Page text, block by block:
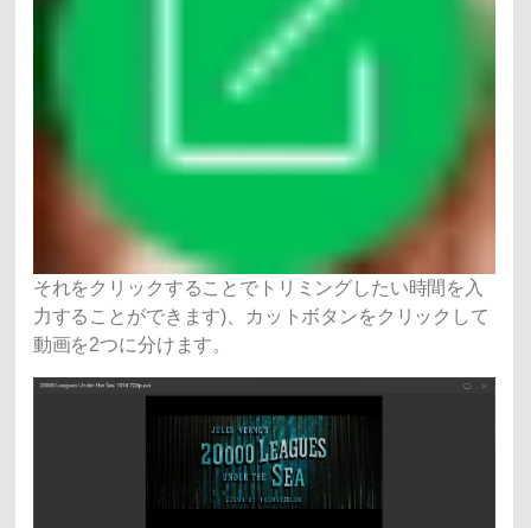
それをクリックすることでトリミングしたい時間を入
力することができます)、カットボタンをクリックして
動画を2つに分けます。